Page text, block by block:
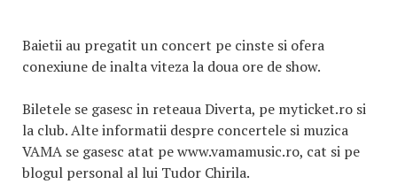
Baietii au pregatit un concert pe cinste si ofera
conexiune de inalta viteza la doua ore de show.
Biletele se gasesc in reteaua Diverta, pe myticket.ro si
la club. Alte informatii despre concertele si muzica
VAMA se gasesc atat pe www.vamamusic.ro, cat si pe
blogul personal al lui Tudor Chirila.